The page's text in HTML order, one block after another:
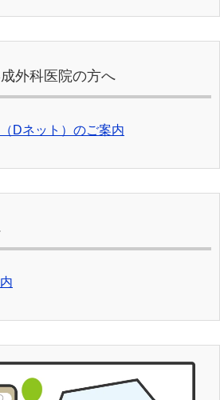
外科医院の方へ
Dネット）のご案内